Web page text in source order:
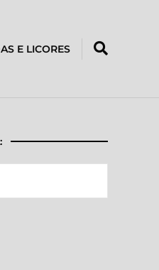
E LICORES